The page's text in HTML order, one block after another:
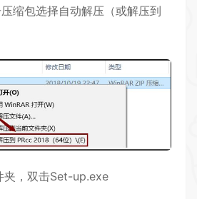
缩包选择自动解压（或解压到
夹，双击Set-up.exe